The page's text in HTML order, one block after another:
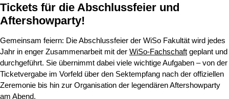
Tickets für die Abschlussfeier und
Aftershowparty!
Gemeinsam feiern: Die Abschlussfeier der WiSo Fakultät wird jedes
Jahr in enger Zusammenarbeit mit der WiSo-Fachschaft geplant und
durchgeführt. Sie übernimmt dabei viele wichtige Aufgaben – von der
Ticketvergabe im Vorfeld über den Sektempfang nach der offiziellen
Zeremonie bis hin zur Organisation der legendären Aftershowparty
am Abend.